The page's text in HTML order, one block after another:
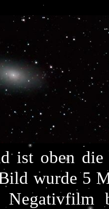
ist oben die
wurde 5